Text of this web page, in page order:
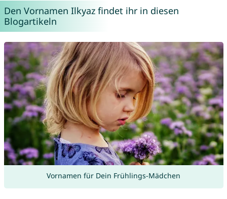
Den Vornamen Ilkyaz findet ihr in diesen
Blogartikeln
Vornamen für Dein Frühlings-Mädchen